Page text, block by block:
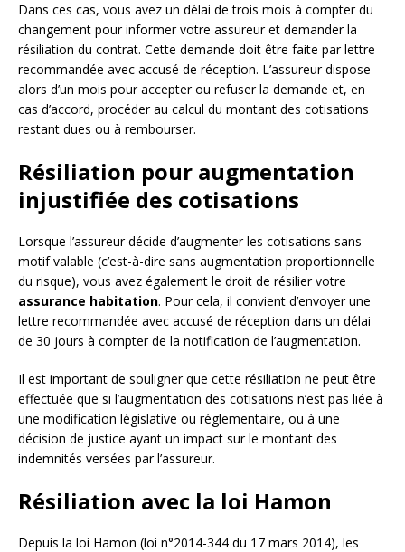
Dans ces cas, vous avez un délai de trois mois à compter du
changement pour informer votre assureur et demander la
résiliation du contrat. Cette demande doit être faite par lettre
recommandée avec accusé de réception. L’assureur dispose
alors d’un mois pour accepter ou refuser la demande et, en
cas d’accord, procéder au calcul du montant des cotisations
restant dues ou à rembourser.
Résiliation pour augmentation
injustifiée des cotisations
Lorsque l’assureur décide d’augmenter les cotisations sans
motif valable (c’est-à-dire sans augmentation proportionnelle
du risque), vous avez également le droit de résilier votre
assurance habitation. Pour cela, il convient d’envoyer une
lettre recommandée avec accusé de réception dans un délai
de 30 jours à compter de la notification de l’augmentation.
Il est important de souligner que cette résiliation ne peut être
effectuée que si l’augmentation des cotisations n’est pas liée à
une modification législative ou réglementaire, ou à une
décision de justice ayant un impact sur le montant des
indemnités versées par l’assureur.
Résiliation avec la loi Hamon
Depuis la loi Hamon (loi n°2014-344 du 17 mars 2014), les